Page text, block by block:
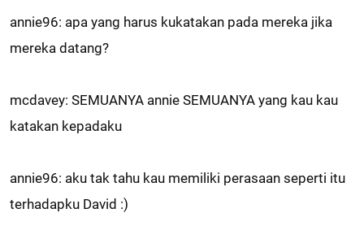
annie96: apa yang harus kukatakan pada mereka jika
mereka datang?
mcdavey: SEMUANYA annie SEMUANYA yang kau kau
katakan kepadaku
annie96: aku tak tahu kau memiliki perasaan seperti itu
terhadapku David :)